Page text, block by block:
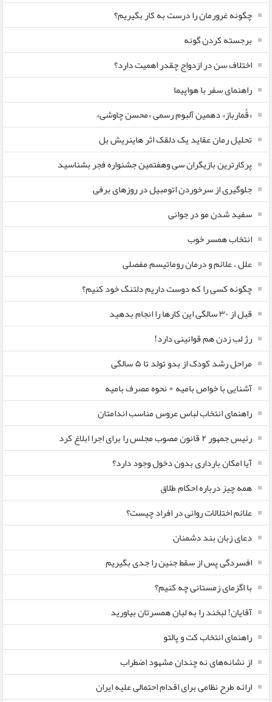
چگونه غرورمان را درست به کار بگیریم؟
برجسته کردن گونه
اختلاف سن در ازدواج چقدر اهمیت دارد؟
راهنمای سفر با هواپیما
«قُمارباز» دهمین آلبوم رسمی «محسن چاوشی»
تحلیل رمان عقاید یک دلقک اثر هاینریش بل
پرکارترین بازیگران سی وهفتمین جشنواره فجر بشناسید
جلوگیری از سرخوردن اتومبیل در روزهای برفی
سفید شدن مو در جوانی
انتخاب همسر خوب
علل ، علائم و درمان روماتیسم مفصلی
چگونه کسی را که دوست داریم دلتنگ خود کنیم؟
قبل از ۳۰ سالگی این کارها را انجام بدهید
رژ لب زدن هم قوانینی دارد!
مراحل رشد کودک از بدو تولد تا ۵ سالگی
آشنایی با خواص بامیه + نحوه مصرف بامیه
راهنمای انتخاب لباس عروس مناسب اندامتان
رئیس جمهور ۲ قانون مصوب مجلس را برای اجرا ابلاغ کرد
آیا امکان بارداری بدون دخول وجود دارد؟
همه چیز درباره احکام طلاق
علائم اختلالات روانی در افراد چیست؟
دعای زبان بند دشمنان
افسردگی پس از سقط جنین را جدی بگیریم
با اگزمای زمستانی چه کنیم؟
آقایان! لبخند را به لبان همسرتان بیاورید
راهنمای انتخاب کت و پالتو
از نشانه‌های نه چندان مشهود اضطراب
ارائه طرح نظامی برای اقدام احتمالی علیه ایران